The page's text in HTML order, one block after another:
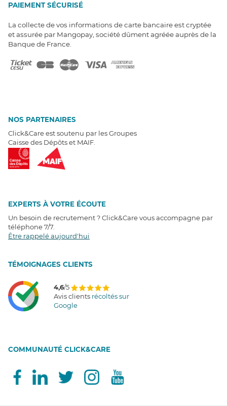
PAIEMENT SÉCURISÉ
La collecte de vos informations de carte bancaire est cryptée
et assurée par Mangopay, société dûment agréée auprès de la
Banque de France.
NOS PARTENAIRES
Click&Care est soutenu par les Groupes
Caisse des Dépôts et MAIF.
EXPERTS À VOTRE ÉCOUTE
Un besoin de recrutement ? Click&Care vous accompagne par
téléphone 7/7
Être rappelé aujourd'hui
TÉMOIGNAGES CLIENTS
4,6/5
Avis clients récoltés sur
Google
COMMUNAUTÉ CLICK&CARE